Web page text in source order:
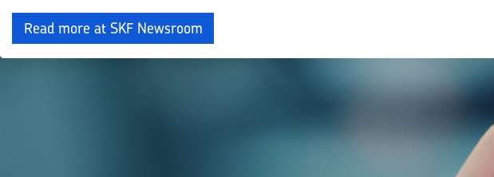
Read more at SKF Newsroom